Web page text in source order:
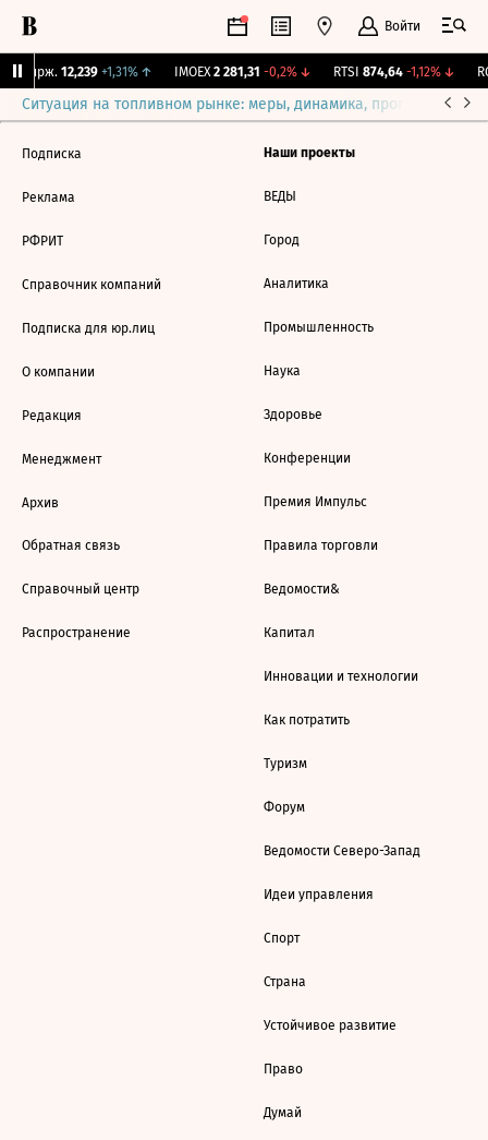
Войти
Бирж. 12,239 +1,31%↑ IMOEX 2 281,31 -0,2%↓ RTSI 874,64 -1,12%↓
Ситуация на топливном рынке: меры, динамика, прогнозы
Подписка
Реклама
РФРИТ
Справочник компаний
Подписка для юр.лиц
О компании
Редакция
Менеджмент
Архив
Обратная связь
Справочный центр
Распространение
Наши проекты
ВЕДЫ
Город
Аналитика
Промышленность
Наука
Здоровье
Конференции
Премия Импульс
Правила торговли
Ведомости&
Капитал
Инновации и технологии
Как потратить
Туризм
Форум
Ведомости Северо-Запад
Идеи управления
Спорт
Страна
Устойчивое развитие
Право
Думай